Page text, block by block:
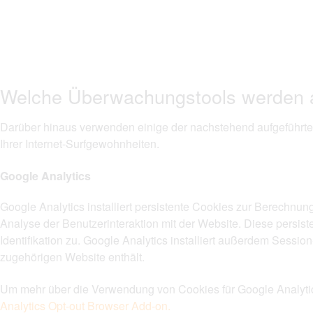
Welche Überwachungstools
Darüber hinaus verwenden einige der nachstehend
Ihrer Internet-Surfgewohnheiten.
Google Analytics
Google Analytics installiert persistente Cookies zur
Analyse der Benutzerinteraktion mit der Website. Diese
Identifikation zu. Google Analytics installiert außerdem
zugehörigen Website enthält.
Um mehr über die Verwendung von Cookies für Google
Analytics Opt-out Browser Add-on.